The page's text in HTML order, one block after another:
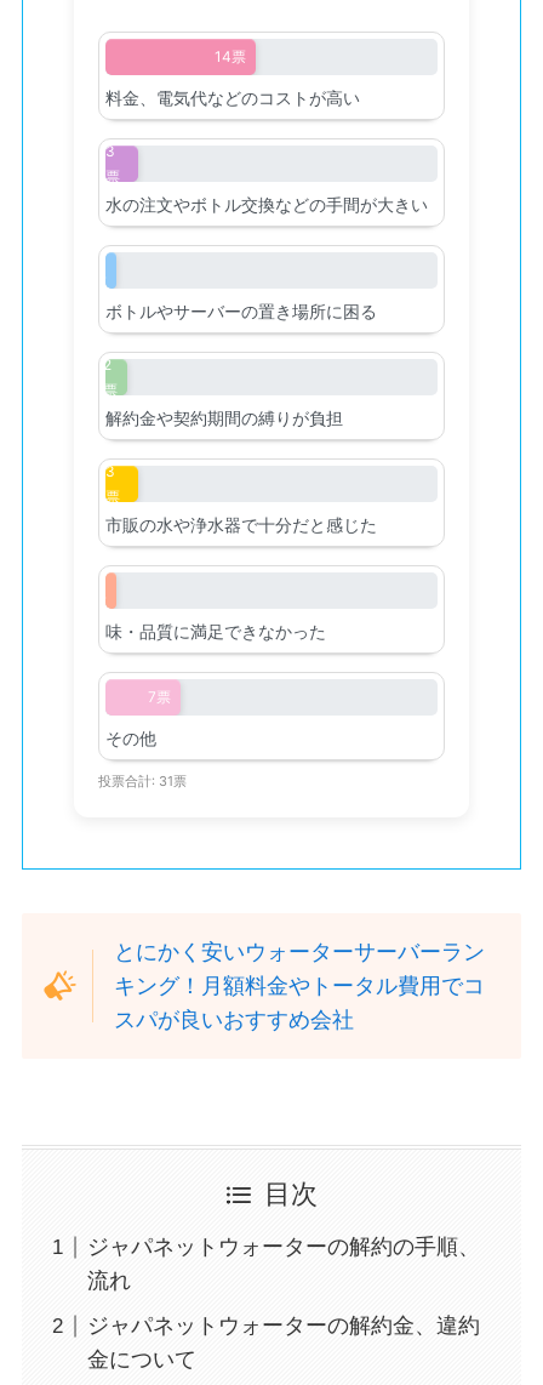
14票
料金、電気代などのコストが高い
3
票
水の注文やボトル交換などの手間が大きい
1
票
ボトルやサーバーの置き場所に困る
2
票
解約金や契約期間の縛りが負担
3
票
市販の水や浄水器で十分だと感じた
1
票
味・品質に満足できなかった
7票
その他
投票合計: 31票
とにかく安いウォーターサーバーラン
キング！月額料金やトータル費用でコ
スパが良いおすすめ会社
目次
ジャパネットウォーターの解約の手順、
流れ
ジャパネットウォーターの解約金、違約
金について